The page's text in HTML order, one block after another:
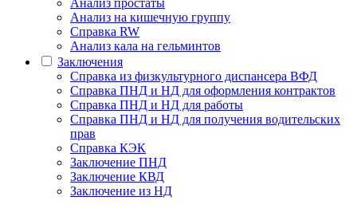
Анализ простаты
Анализ на кишечную группу
Справка RW
Анализ кала на гельминтов
Заключения
Cправка из физкультурного диспансера ВФД
Справка ПНД и НД для оформления контрактов
Справка ПНД и НД для работы
Справка ПНД и НД для получения водительских
прав
Справка КЭК
Заключение ПНД
Заключение КВД
Заключение из НД